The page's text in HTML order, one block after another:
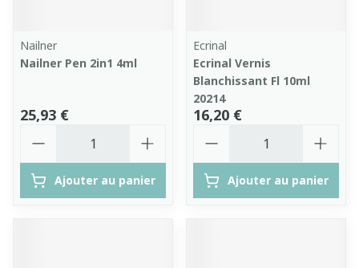
Nailner
Nailner Pen 2in1 4ml
25,93 €
Ajouter au panier
Ecrinal
Ecrinal Vernis
Blanchissant Fl 10ml
20214
16,20 €
Ajouter au panier